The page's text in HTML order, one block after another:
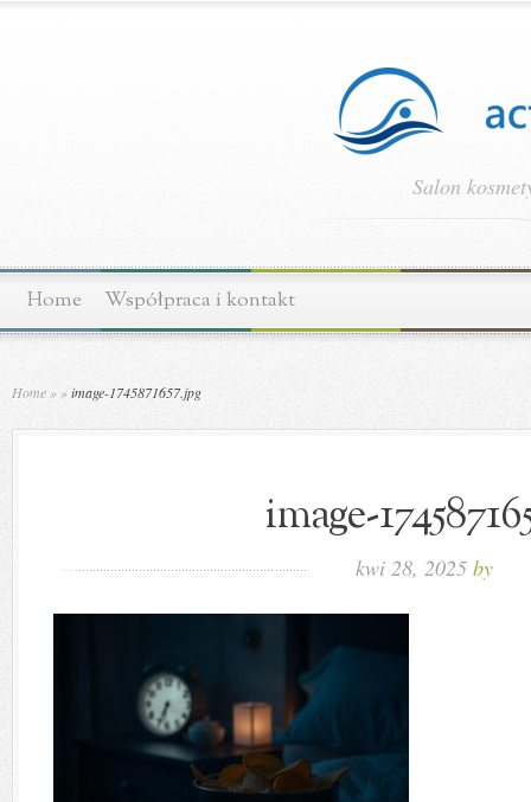
Salon
Home Współpraca i kontakt
Home » »image-1745871657.jpg
image-
kwi 28, 2025 by